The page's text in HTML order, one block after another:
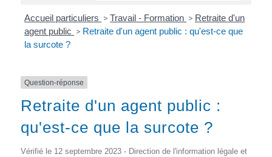
Accueil particuliers > Travail - Formation > Retraite d'un
agent public > Retraite d'un agent public : qu'est-ce que
la surcote ?
Question-réponse
Retraite d'un agent public :
qu'est-ce que la surcote ?
Vérifié le 12 septembre 2023 - Direction de l'information légale et